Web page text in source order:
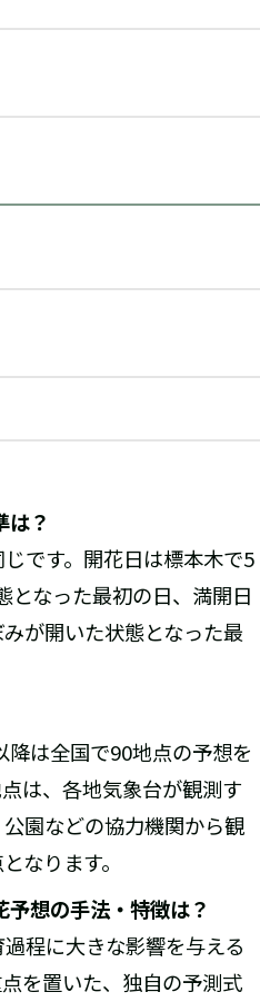
は？
です。開花日は標本木で5
となった最初の日、満開日
が開いた状態となった最
は全国で90地点の予想を
は、各地気象台が観測す
園などの協力機関から観
なります。
予想の手法・特徴は？
程に大きな影響を与える
を置いた、独自の予測式